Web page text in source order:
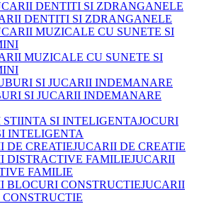
DENTITI SI ZDRANGANELE
MUZICALE CU SUNETE SI
SI JUCARII INDEMANARE
JOCURI
INTELIGENTA
JUCARII DE CREATIE
JUCARII
FAMILIE
JUCARII